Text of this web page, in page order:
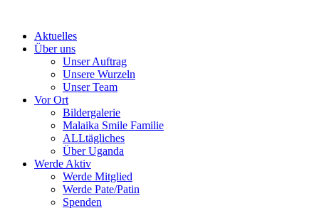
contentAktuelles
Über uns
Unser Auftrag
Unsere Wurzeln
Unser Team
Vor Ort
Bildergalerie
Malaika Smile Familie
ALLtägliches
Über Uganda
Werde Aktiv
Werde Mitglied
Werde Pate/Patin
Spenden